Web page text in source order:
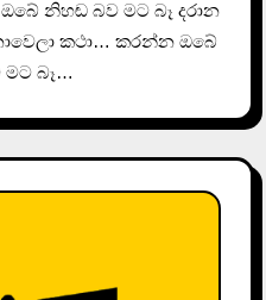
නිහඬ බව මට බෑ දරාන
කථා… කරන්න ඔබේ
බෑ…